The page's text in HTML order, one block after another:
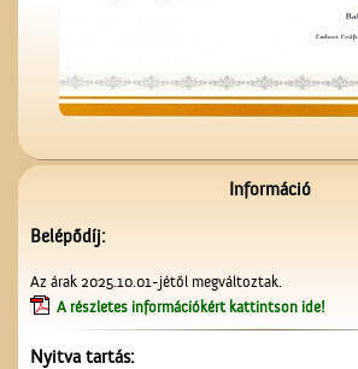
A valóság Pest megyében.
1956. október 30.
Információ
Belépődíj:
Az árak 2025.10.01-jétől megváltoztak.
A részletes információkért kattintson ide!
Nyitva tartás: